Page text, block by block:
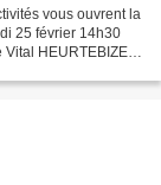
vous ouvrent la
25 février 14h30
Vital HEURTEBIZE